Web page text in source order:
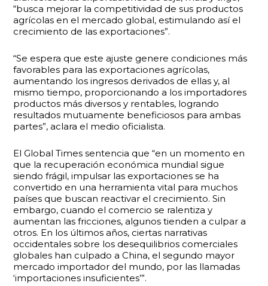
“busca mejorar la competitividad de sus productos
agrícolas en el mercado global, estimulando así el
crecimiento de las exportaciones”.
“Se espera que este ajuste genere condiciones más
favorables para las exportaciones agrícolas,
aumentando los ingresos derivados de ellas y, al
mismo tiempo, proporcionando a los importadores
productos más diversos y rentables, logrando
resultados mutuamente beneficiosos para ambas
partes”, aclara el medio oficialista.
El Global Times sentencia que “en un momento en
que la recuperación económica mundial sigue
siendo frágil, impulsar las exportaciones se ha
convertido en una herramienta vital para muchos
países que buscan reactivar el crecimiento. Sin
embargo, cuando el comercio se ralentiza y
aumentan las fricciones, algunos tienden a culpar a
otros. En los últimos años, ciertas narrativas
occidentales sobre los desequilibrios comerciales
globales han culpado a China, el segundo mayor
mercado importador del mundo, por las llamadas
‘importaciones insuficientes’”.